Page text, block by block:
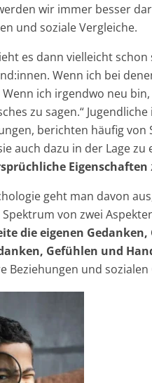
wir immer besser
und soziale Vergleiche.
es dann vielleicht
Wenn ich bei
ich irgendwo neu
zu sagen.“
berichten häufig
auch dazu in der Lage zu
Eigenschaften
geht man davon
von zwei
die eigenen
Gefühlen und
Beziehungen und